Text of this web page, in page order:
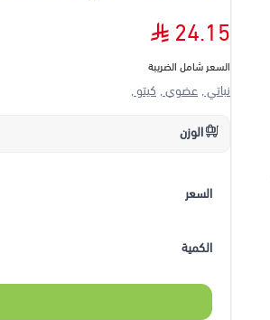
24.15
السعر شامل الضريبة
نباتي , عضوي , كيتو ,
الوزن
السعر
الكمية